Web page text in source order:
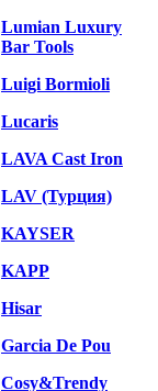
Lumian Luxury
Bar Tools
Luigi Bormioli
Lucaris
LAVA Cast Iron
LAV (Турция)
KAYSER
KAPP
Hisar
Garcia De Pou
Cosy&Trendy